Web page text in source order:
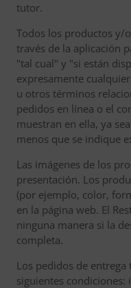
tutor.
Todos los productos y/
través de la aplicación
"tal cual" y "si están
expresamente
u otros términos
pedidos en línea o el
muestran en ella, ya
menos que se indique
Las imágenes de los
presentación. Los
(por ejemplo, color,
en la página web. El
ninguna manera si la
completa.
Los pedidos de
siguientes condiciones: